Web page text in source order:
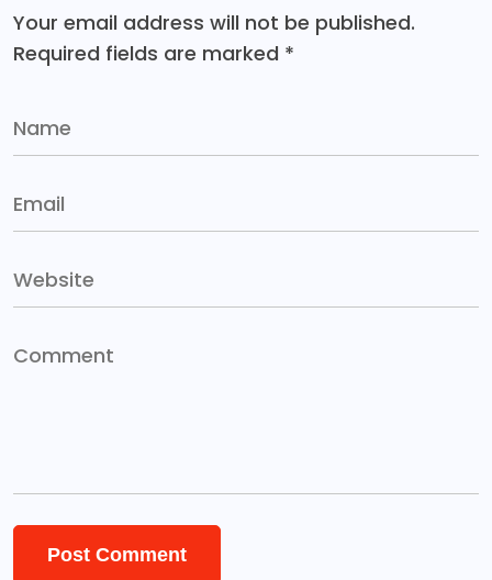
Your email address will not be published.
Required fields are marked *